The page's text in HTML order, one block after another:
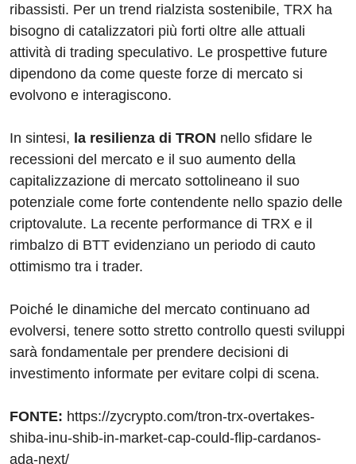
ribassisti. Per un trend rialzista sostenibile, TRX ha
bisogno di catalizzatori più forti oltre alle attuali
attività di trading speculativo. Le prospettive future
dipendono da come queste forze di mercato si
evolvono e interagiscono.
In sintesi, la resilienza di TRON nello sfidare le
recessioni del mercato e il suo aumento della
capitalizzazione di mercato sottolineano il suo
potenziale come forte contendente nello spazio delle
criptovalute. La recente performance di TRX e il
rimbalzo di BTT evidenziano un periodo di cauto
ottimismo tra i trader.
Poiché le dinamiche del mercato continuano ad
evolversi, tenere sotto stretto controllo questi sviluppi
sarà fondamentale per prendere decisioni di
investimento informate per evitare colpi di scena.
FONTE: https://zycrypto.com/tron-trx-overtakes-
shiba-inu-shib-in-market-cap-could-flip-cardanos-
ada-next/